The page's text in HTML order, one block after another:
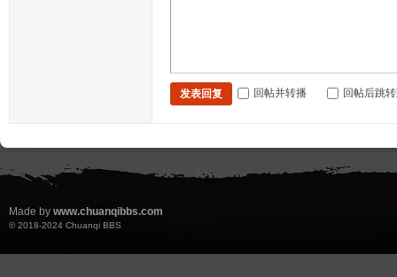
发表回复 回帖并转播 回帖后跳
Made by www.chuanqibbs.com
© 2018-2024 Chuanqi BBS